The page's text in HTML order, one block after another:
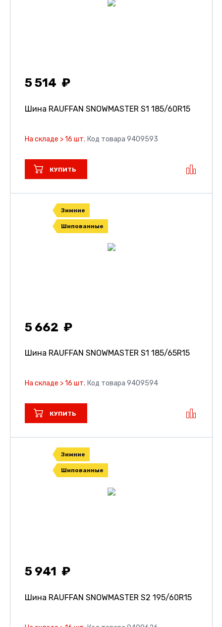
5 514
Шина RAUFFAN SNOWMASTER S1 185/60R15
На складе > 16 шт. Код товара 9409593
КУПИТЬ
Зимние
Шипованные
5 662
Шина RAUFFAN SNOWMASTER S1 185/65R15
На складе > 16 шт. Код товара 9409594
КУПИТЬ
Зимние
Шипованные
5 941
Шина RAUFFAN SNOWMASTER S2 195/60R15